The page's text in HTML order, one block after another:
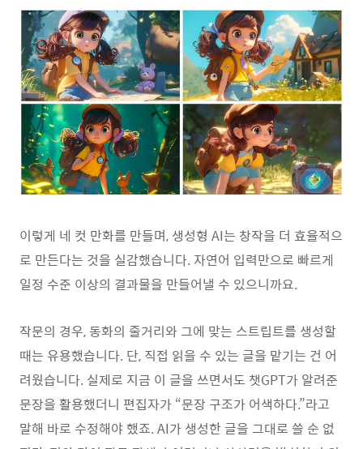
이렇게 네 컷 만화를 만들며, 생성형 AI는 창작을 더 효율적으
로 만든다는 것을 실감했습니다. 자연어 입력만으로 빠르게
일정 수준 이상의 결과물을 만들어낼 수 있으니까요.
작문의 경우, 동화의 줄거리와 그에 맞는 스트립트를 생성할
때는 유용했습니다. 단, 직접 읽을 수 있는 글을 맡기는 건 어
려웠습니다. 실제로 지금 이 글을 쓰면서도 챗GPT가 알려준
문장을 활용했더니 편집자가 “문장 구조가 어색하다.”라고
말해 바로 수정해야 했죠. AI가 생성한 글을 그대로 쓸 순 없